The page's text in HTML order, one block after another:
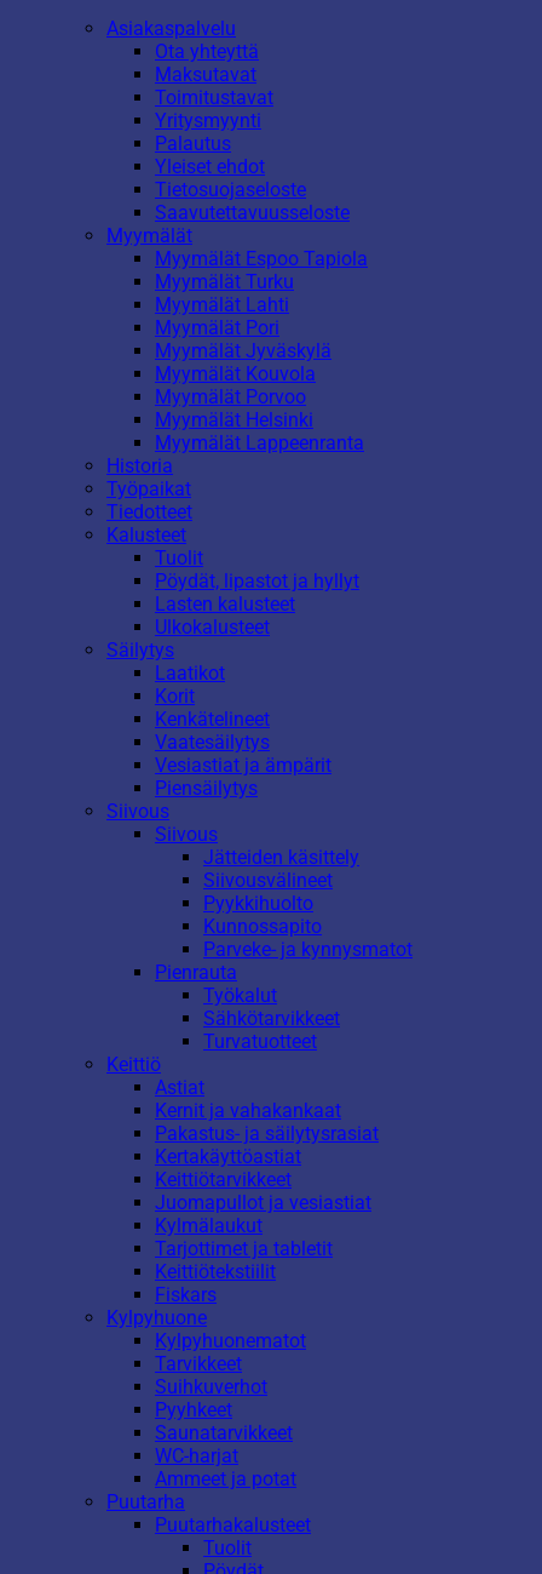
Asiakaspalvelu
Ota yhteyttä
Maksutavat
Toimitustavat
Yritysmyynti
Palautus
Yleiset ehdot
Tietosuojaseloste
Saavutettavuusseloste
Myymälät
Myymälät Espoo Tapiola
Myymälät Turku
Myymälät Lahti
Myymälät Pori
Myymälät Jyväskylä
Myymälät Kouvola
Myymälät Porvoo
Myymälät Helsinki
Myymälät Lappeenranta
Historia
Työpaikat
Tiedotteet
Kalusteet
Tuolit
Pöydät, lipastot ja hyllyt
Lasten kalusteet
Ulkokalusteet
Säilytys
Laatikot
Korit
Kenkätelineet
Vaatesäilytys
Vesiastiat ja ämpärit
Piensäilytys
Siivous
Siivous
Jätteiden käsittely
Siivousvälineet
Pyykkihuolto
Kunnossapito
Parveke- ja kynnysmatot
Pienrauta
Työkalut
Sähkötarvikkeet
Turvatuotteet
Keittiö
Astiat
Kernit ja vahakankaat
Pakastus- ja säilytysrasiat
Kertakäyttöastiat
Keittiötarvikkeet
Juomapullot ja vesiastiat
Kylmälaukut
Tarjottimet ja tabletit
Keittiötekstiilit
Fiskars
Kylpyhuone
Kylpyhuonematot
Tarvikkeet
Suihkuverhot
Pyyhkeet
Saunatarvikkeet
WC-harjat
Ammeet ja potat
Puutarha
Puutarhakalusteet
Tuolit